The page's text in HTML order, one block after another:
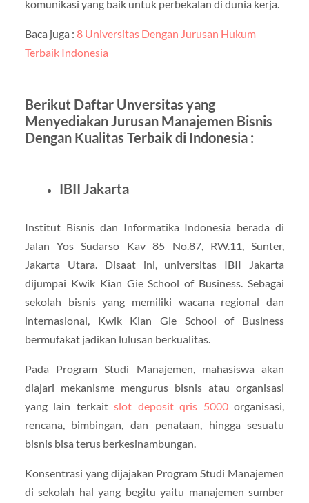
komunikasi yang baik untuk perbekalan di dunia kerja.
Baca juga : 8 Universitas Dengan Jurusan Hukum
Terbaik Indonesia
Berikut Daftar Unversitas yang
Menyediakan Jurusan Manajemen Bisnis
Dengan Kualitas Terbaik di Indonesia :
IBII Jakarta
Institut Bisnis dan Informatika Indonesia berada di
Jalan Yos Sudarso Kav 85 No.87, RW.11, Sunter,
Jakarta Utara. Disaat ini, universitas IBII Jakarta
dijumpai Kwik Kian Gie School of Business. Sebagai
sekolah bisnis yang memiliki wacana regional dan
internasional, Kwik Kian Gie School of Business
bermufakat jadikan lulusan berkualitas.
Pada Program Studi Manajemen, mahasiswa akan
diajari mekanisme mengurus bisnis atau organisasi
yang lain terkaitslot deposit qris 5000organisasi,
rencana, bimbingan, dan penataan, hingga sesuatu
bisnis bisa terus berkesinambungan.
Konsentrasi yang dijajakan Program Studi Manajemen
di sekolah hal yang begitu yaitu manajemen sumber